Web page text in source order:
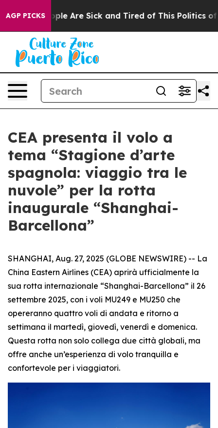
AGP PICKS
“People Are Sick and Tired of This Politics of
CEA presenta il volo a
tema “Stagione d’arte
spagnola: viaggio tra le
nuvole” per la rotta
inaugurale “Shanghai-
Barcellona”
SHANGHAI, Aug. 27, 2025 (GLOBE NEWSWIRE) -- La
China Eastern Airlines (CEA) aprirà ufficialmente la
sua rotta internazionale “Shanghai-Barcellona” il 26
settembre 2025, con i voli MU249 e MU250 che
opereranno quattro voli di andata e ritorno a
settimana il martedì, giovedì, venerdì e domenica.
Questa rotta non solo collega due città globali, ma
offre anche un’esperienza di volo tranquilla e
confortevole per i viaggiatori.